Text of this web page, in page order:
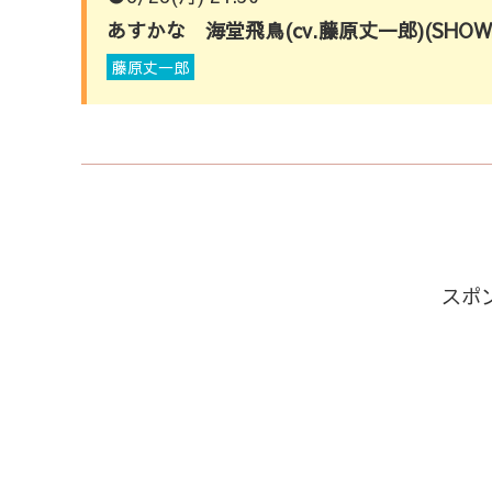
あすかな 海堂飛鳥(cv.藤原丈一郎
藤原丈一郎
スポ